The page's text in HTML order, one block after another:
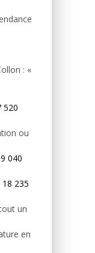
: «
520
ou
040
18 235
un
en